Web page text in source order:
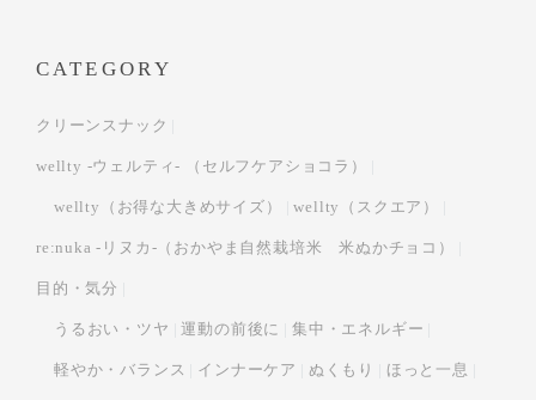
CATEGORY
クリーンスナック
wellty -ウェルティ- （セルフケアショコラ）
wellty（お得な大きめサイズ） wellty（スクエア）
re:nuka -リヌカ-（おかやま自然栽培米 米ぬかチョコ）
目的・気分
うるおい・ツヤ 運動の前後に 集中・エネルギー
軽やか・バランス インナーケア ぬくもり ほっと一息